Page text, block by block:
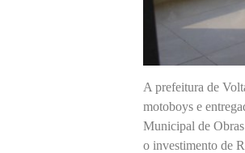
A prefeitura de
motoboys e
Municipal de
o investimento de